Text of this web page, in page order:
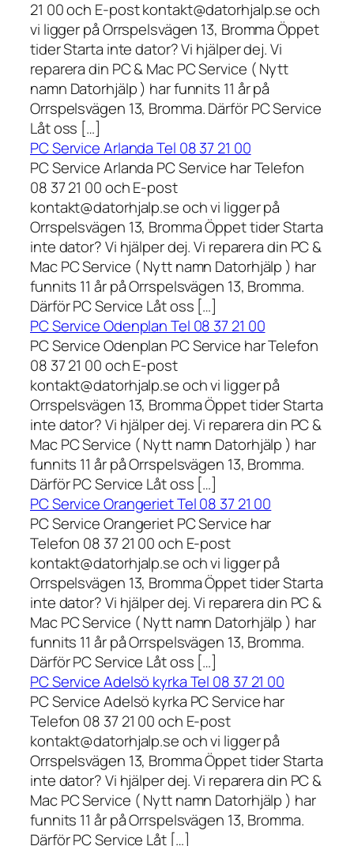
21 00 och E-post kontakt@datorhjalp.se och
vi ligger på Orrspelsvägen 13, Bromma Öppet
tider Starta inte dator? Vi hjälper dej. Vi
reparera din PC & Mac PC Service ( Nytt
namn Datorhjälp ) har funnits 11 år på
Orrspelsvägen 13, Bromma. Därför PC Service
Låt oss […]
PC Service Arlanda Tel 08 37 21 00
PC Service Arlanda PC Service har Telefon
08 37 21 00 och E-post
kontakt@datorhjalp.se och vi ligger på
Orrspelsvägen 13, Bromma Öppet tider Starta
inte dator? Vi hjälper dej. Vi reparera din PC &
Mac PC Service ( Nytt namn Datorhjälp ) har
funnits 11 år på Orrspelsvägen 13, Bromma.
Därför PC Service Låt oss […]
PC Service Odenplan Tel 08 37 21 00
PC Service Odenplan PC Service har Telefon
08 37 21 00 och E-post
kontakt@datorhjalp.se och vi ligger på
Orrspelsvägen 13, Bromma Öppet tider Starta
inte dator? Vi hjälper dej. Vi reparera din PC &
Mac PC Service ( Nytt namn Datorhjälp ) har
funnits 11 år på Orrspelsvägen 13, Bromma.
Därför PC Service Låt oss […]
PC Service Orangeriet Tel 08 37 21 00
PC Service Orangeriet PC Service har
Telefon 08 37 21 00 och E-post
kontakt@datorhjalp.se och vi ligger på
Orrspelsvägen 13, Bromma Öppet tider Starta
inte dator? Vi hjälper dej. Vi reparera din PC &
Mac PC Service ( Nytt namn Datorhjälp ) har
funnits 11 år på Orrspelsvägen 13, Bromma.
Därför PC Service Låt oss […]
PC Service Adelsö kyrka Tel 08 37 21 00
PC Service Adelsö kyrka PC Service har
Telefon 08 37 21 00 och E-post
kontakt@datorhjalp.se och vi ligger på
Orrspelsvägen 13, Bromma Öppet tider Starta
inte dator? Vi hjälper dej. Vi reparera din PC &
Mac PC Service ( Nytt namn Datorhjälp ) har
funnits 11 år på Orrspelsvägen 13, Bromma.
Därför PC Service Låt […]